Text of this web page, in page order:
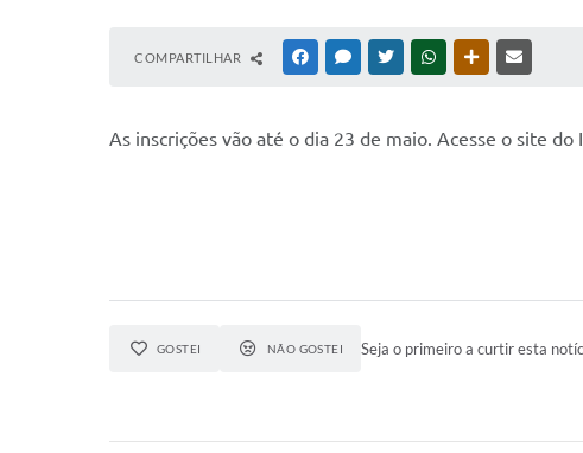
COMPARTILHAR FACEBOOKMESSENGER
TWITTERWHATSAPPOUTRAS MÍDIAS
As inscrições vão até o dia 23 de maio. Acesse o site do
GOSTEI NÃO GOSTEI Seja o primeiro a curtir esta